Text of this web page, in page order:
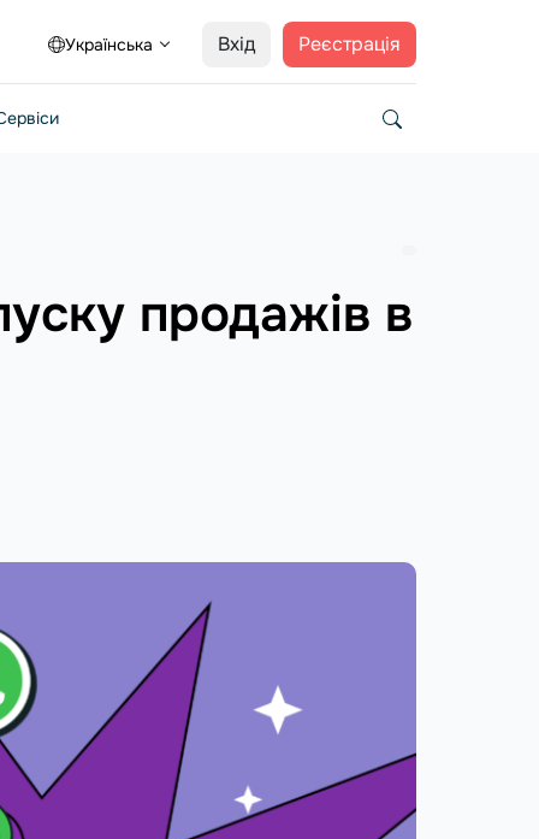
Українська Вхід Реєстрація
продажів в